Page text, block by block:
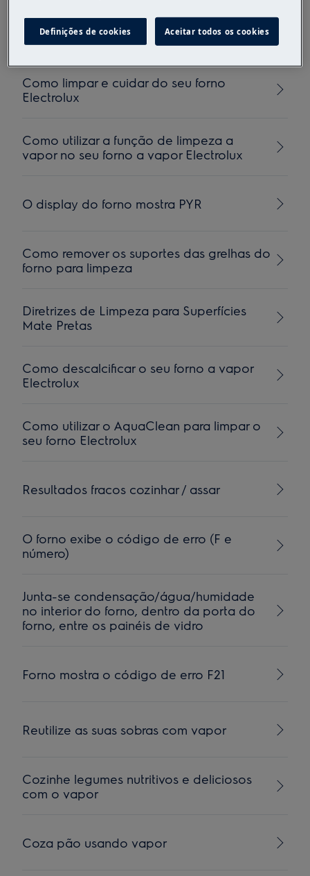
O forno exibe a mensagem de erro C1, C2,
C3, C4
Como limpar e cuidar do seu forno
Electrolux
Como utilizar a função de limpeza a
vapor no seu forno a vapor Electrolux
O display do forno mostra PYR
Como remover os suportes das grelhas do
forno para limpeza
Diretrizes de Limpeza para Superfícies
Mate Pretas
Como descalcificar o seu forno a vapor
Electrolux
Como utilizar o AquaClean para limpar o
seu forno Electrolux
Resultados fracos cozinhar / assar
O forno exibe o código de erro (F e
número)
Junta-se condensação/água/humidade
no interior do forno, dentro da porta do
forno, entre os painéis de vidro
Forno mostra o código de erro F21
Reutilize as suas sobras com vapor
Cozinhe legumes nutritivos e deliciosos
com o vapor
Coza pão usando vapor
Definições de cookies Aceitar todos os cookies